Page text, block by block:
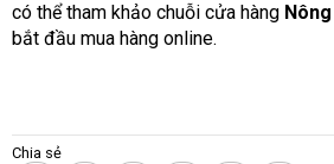
có thể tham khảo chuỗi cửa hàng
bắt đầu mua hàng online.
Chia sẻ